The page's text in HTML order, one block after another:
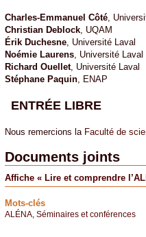
Charles-Emmanuel Côté,
Christian Deblock, UQAM
Érik Duchesne, Université Laval
Noémie Laurens, Université Laval
Richard Ouellet, Université Laval
Stéphane Paquin, ENAP
ENTRÉE LIBRE
Nous remercions la Faculté de
Documents joints
Affiche « Lire et comprendre
Mots-clés
ALÉNA, Séminaires et conférences